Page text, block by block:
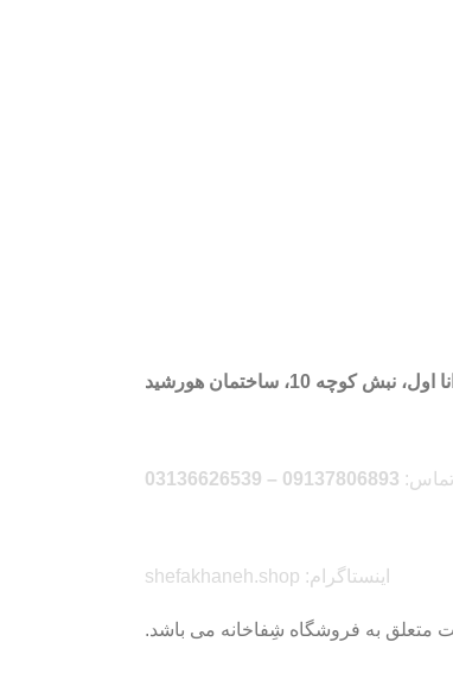
کوچه 10، ساختمان هورشید
09137806893 – 03136626539
اینستاگرام: shefakhaneh.shop
متعلق به فروشگاه شِفاخانه می باشد.